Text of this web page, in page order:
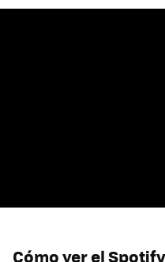
Cómo ver el